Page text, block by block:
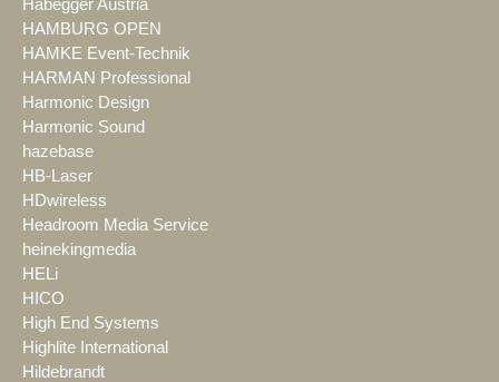
Habegger Austria
HAMBURG OPEN
HAMKE Event-Technik
HARMAN Professional
Harmonic Design
Harmonic Sound
hazebase
HB-Laser
HDwireless
Headroom Media Service
heinekingmedia
HELi
HICO
High End Systems
Highlite International
Hildebrandt